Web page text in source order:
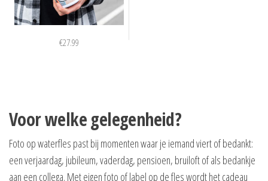
€27.99
Voor welke gelegenheid?
Foto op waterfles past bij momenten waar je iemand viert of bedankt:
een verjaardag, jubileum, vaderdag, pensioen, bruiloft of als bedankje
aan een collega. Met eigen foto of label op de fles wordt het cadeau